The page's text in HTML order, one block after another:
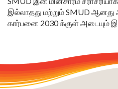
இல்லாதது மற்றும் SMUD ஆனது
கார்பனை 2030 க்குள்